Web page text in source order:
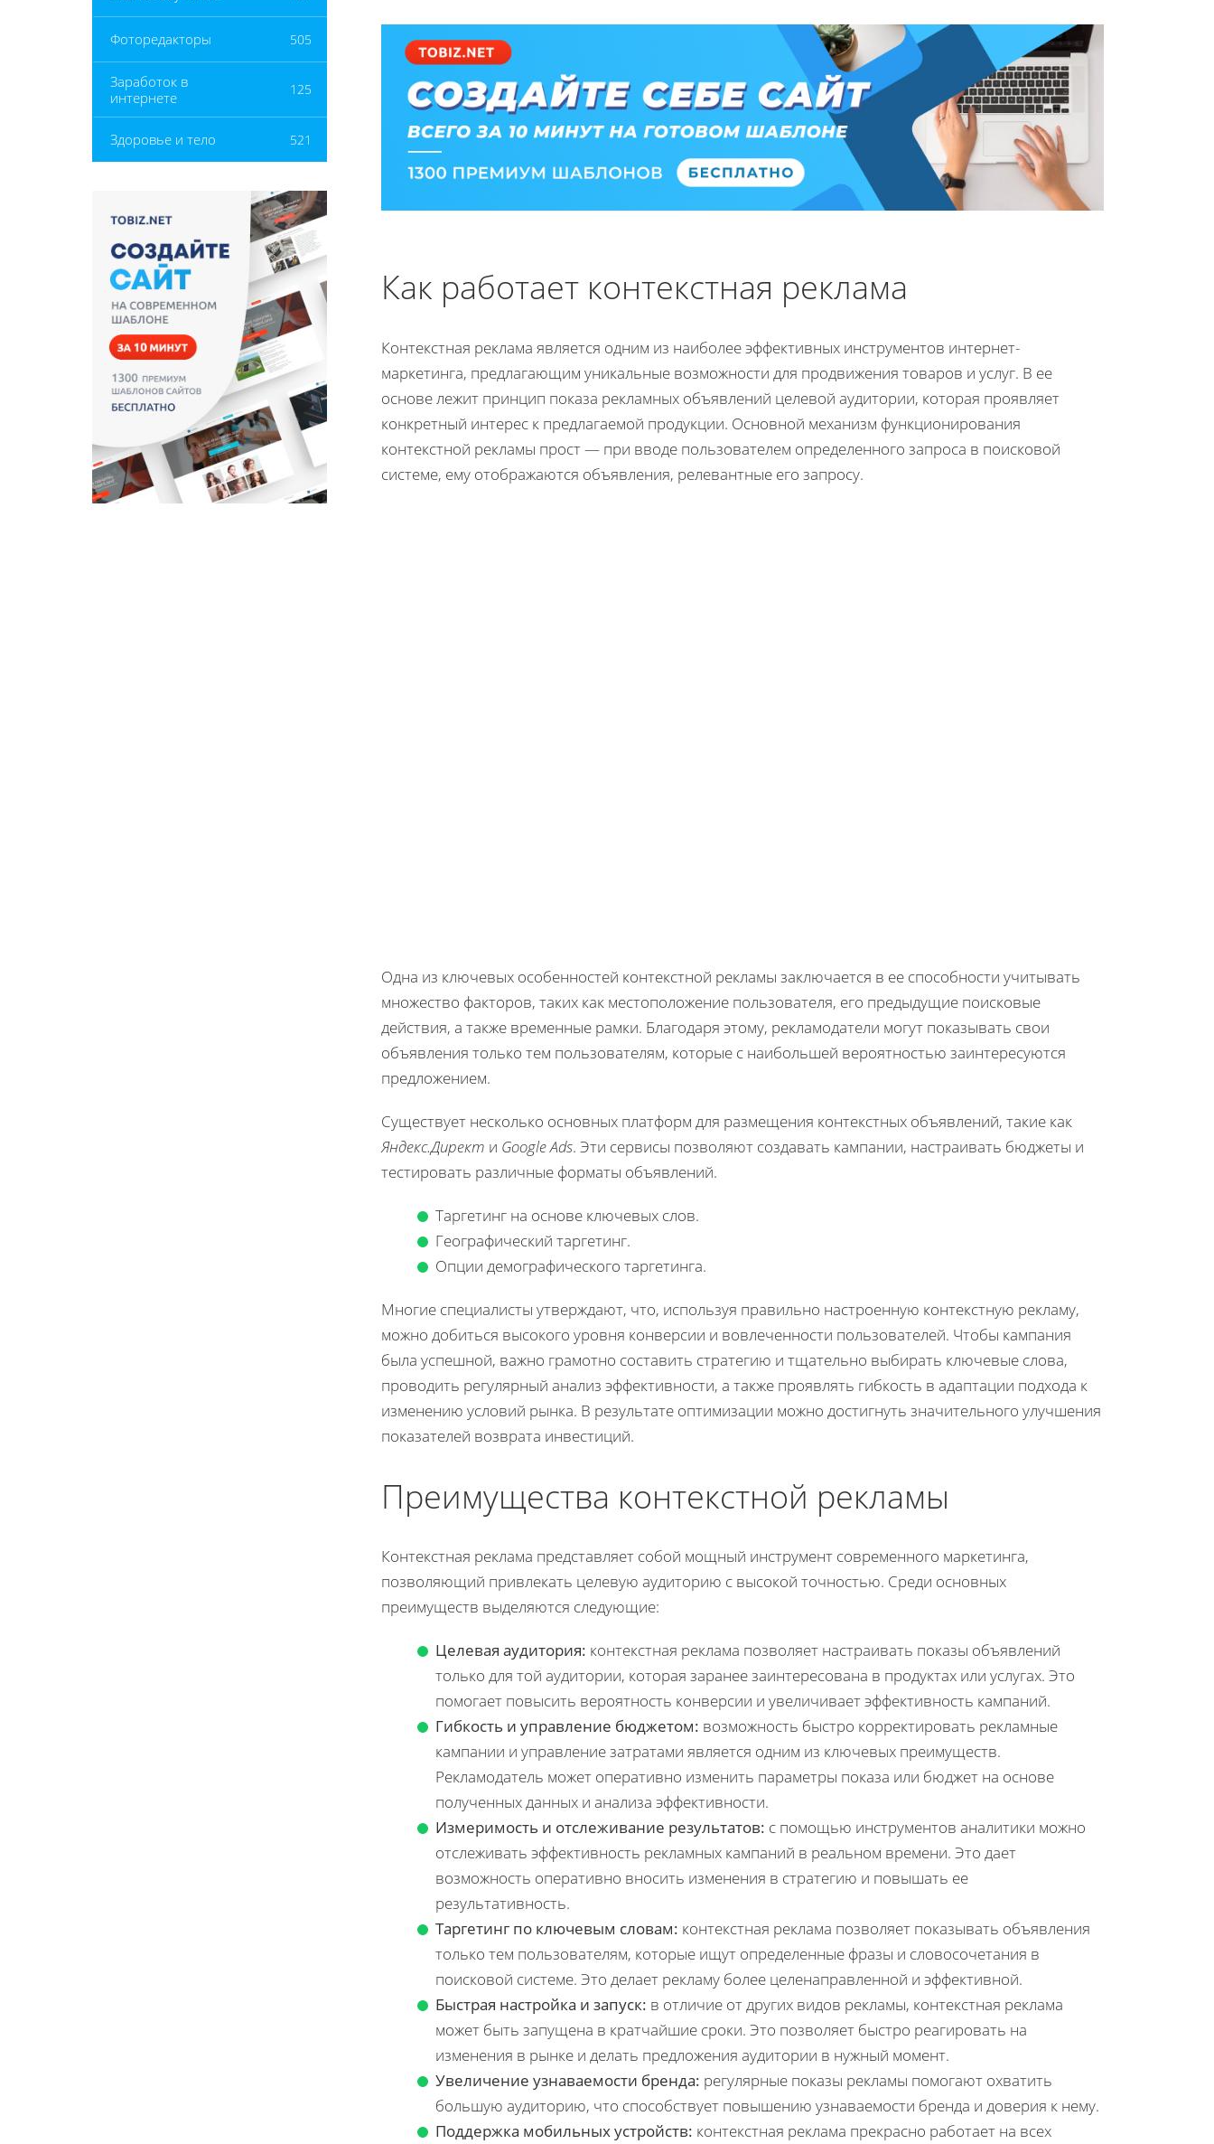
Фоторедакторы 505
Заработок в
интернете
125
Здоровье и тело 521
Как работает контекстная реклама
Контекстная реклама является одним из наиболее эффективных инструментов интернет-
маркетинга, предлагающим уникальные возможности для продвижения товаров и услуг. В ее
основе лежит принцип показа рекламных объявлений целевой аудитории, которая проявляет
конкретный интерес к предлагаемой продукции. Основной механизм функционирования
контекстной рекламы прост — при вводе пользователем определенного запроса в поисковой
системе, ему отображаются объявления, релевантные его запросу.
Одна из ключевых особенностей контекстной рекламы заключается в ее способности учитывать
множество факторов, таких как местоположение пользователя, его предыдущие поисковые
действия, а также временные рамки. Благодаря этому, рекламодатели могут показывать свои
объявления только тем пользователям, которые с наибольшей вероятностью заинтересуются
предложением.
Существует несколько основных платформ для размещения контекстных объявлений, такие как
Яндекс.Директ и Google Ads. Эти сервисы позволяют создавать кампании, настраивать бюджеты и
тестировать различные форматы объявлений.
Таргетинг на основе ключевых слов.
Географический таргетинг.
Опции демографического таргетинга.
Многие специалисты утверждают, что, используя правильно настроенную контекстную рекламу,
можно добиться высокого уровня конверсии и вовлеченности пользователей. Чтобы кампания
была успешной, важно грамотно составить стратегию и тщательно выбирать ключевые слова,
проводить регулярный анализ эффективности, а также проявлять гибкость в адаптации подхода к
изменению условий рынка. В результате оптимизации можно достигнуть значительного улучшения
показателей возврата инвестиций.
Преимущества контекстной рекламы
Контекстная реклама представляет собой мощный инструмент современного маркетинга,
позволяющий привлекать целевую аудиторию с высокой точностью. Среди основных
преимуществ выделяются следующие:
Целевая аудитория: контекстная реклама позволяет настраивать показы объявлений
только для той аудитории, которая заранее заинтересована в продуктах или услугах. Это
помогает повысить вероятность конверсии и увеличивает эффективность кампаний.
Гибкость и управление бюджетом: возможность быстро корректировать рекламные
кампании и управление затратами является одним из ключевых преимуществ.
Рекламодатель может оперативно изменить параметры показа или бюджет на основе
полученных данных и анализа эффективности.
Измеримость и отслеживание результатов: с помощью инструментов аналитики можно
отслеживать эффективность рекламных кампаний в реальном времени. Это дает
возможность оперативно вносить изменения в стратегию и повышать ее
результативность.
Таргетинг по ключевым словам: контекстная реклама позволяет показывать объявления
только тем пользователям, которые ищут определенные фразы и словосочетания в
поисковой системе. Это делает рекламу более целенаправленной и эффективной.
Быстрая настройка и запуск: в отличие от других видов рекламы, контекстная реклама
может быть запущена в кратчайшие сроки. Это позволяет быстро реагировать на
изменения в рынке и делать предложения аудитории в нужный момент.
Увеличение узнаваемости бренда: регулярные показы рекламы помогают охватить
большую аудиторию, что способствует повышению узнаваемости бренда и доверия к нему.
Поддержка мобильных устройств: контекстная реклама прекрасно работает на всех